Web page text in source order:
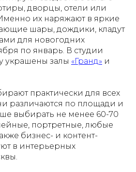
дворцы, отели или
их наряжают в яркие
шары, дождики, кладут
для новогодних
по январь. В студии
украшены залы «Гранд» и
практически для всех
различаются по площади и
выбирать не менее 60-70
портретные, любые
бизнес- и контент-
в интерьерных